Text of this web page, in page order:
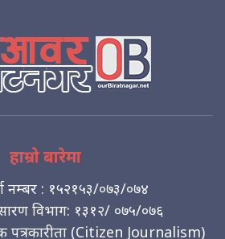
हाम्रो बारेमा
नम्बर : १५२१५३/०७३/०७४
विभाग: १३१२/ ०७५/०७६
पत्रकारीता (Citizen Journalism)